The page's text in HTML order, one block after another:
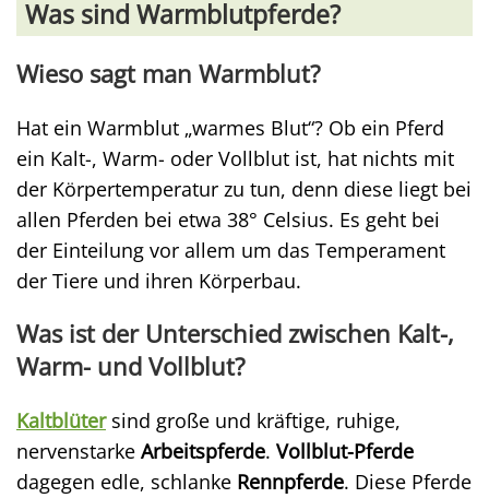
Was sind Warmblutpferde?
Wieso sagt man Warmblut?
Hat ein Warmblut „warmes Blut“? Ob ein Pferd
ein Kalt-, Warm- oder Vollblut ist, hat nichts mit
der Körpertemperatur zu tun, denn diese liegt bei
allen Pferden bei etwa 38° Celsius. Es geht bei
der Einteilung vor allem um das Temperament
der Tiere und ihren Körperbau.
Was ist der Unterschied zwischen Kalt-,
Warm- und Vollblut?
Kaltblütersind große und kräftige, ruhige,
nervenstarke Arbeitspferde. Vollblut-Pferde
dagegen edle, schlanke Rennpferde. Diese Pferde